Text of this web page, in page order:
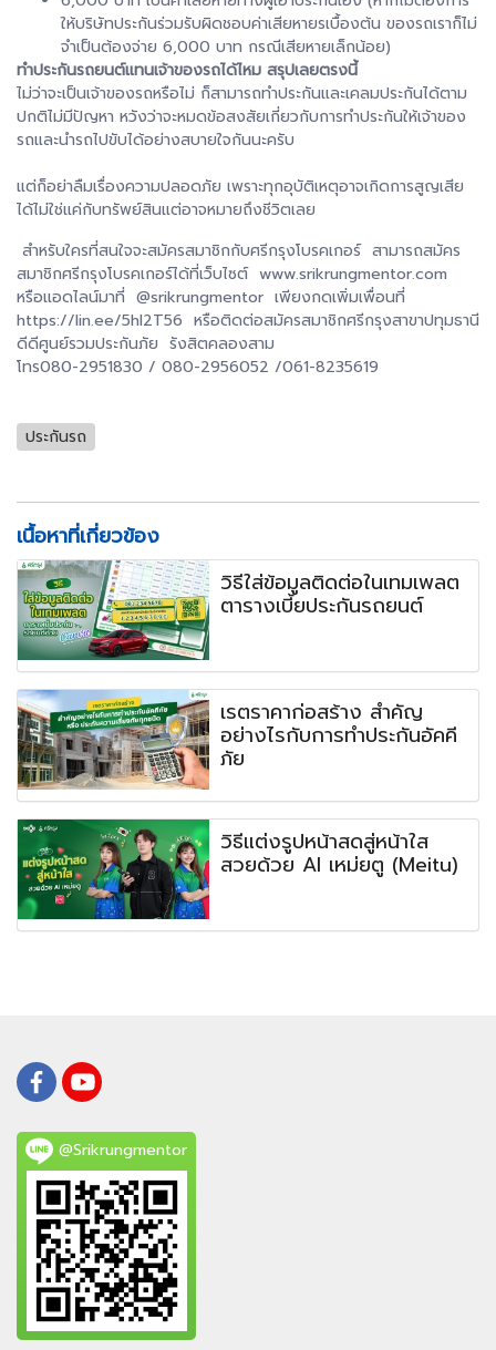
ให้บริษัทประกันร่วมรับผิดชอบค่าเสียหายรเบื้องต้น ของรถเราก็ไม่
จำเป็นต้องจ่าย 6,000 บาท กรณีเสียหายเล็กน้อย)
ทำประกันรถยนต์แทนเจ้าของรถได้ไหม สรุปเลยตรงนี้
ไม่ว่าจะเป็นเจ้าของรถหรือไม่ ก็สามารถทำประกันและเคลมประกันได้ตาม
ปกติไม่มีปัญหา หวังว่าจะหมดข้อสงสัยเกี่ยวกับการทำประกันให้เจ้าของ
รถและนำรถไปขับได้อย่างสบายใจกันนะครับ
แต่ก็อย่าลืมเรื่องความปลอดภัย เพราะทุกอุบัติเหตุอาจเกิดการสูญเสีย
ได้ไม่ใช่แค่กับทรัพย์สินแต่อาจหมายถึงชีวิตเลย
สำหรับใครที่สนใจจะสมัครสมาชิกกับศรีกรุงโบรคเกอร์ สามารถสมัคร
สมาชิกศรีกรุงโบรคเกอร์ได้ที่เว็บไซต์ www.srikrungmentor.com
หรือแอดไลน์มาที่ @srikrungmentor เพียงกดเพิ่มเพื่อนที่
https://lin.ee/5hl2T56 หรือติดต่อสมัครสมาชิกศรีกรุงสาขาปทุมธานี
ดีดีศูนย์รวมประกันภัย รังสิตคลองสาม
โทร080-2951830 / 080-2956052 /061-8235619
ประกันรถ
เนื้อหาที่เกี่ยวข้อง
วิธีใส่ข้อมูลติดต่อในเทมเพลต
ตารางเบี้ยประกันรถยนต์
เรตราคาก่อสร้าง สำคัญ
อย่างไรกับการทำประกันอัคคี
ภัย
วิธีแต่งรูปหน้าสดสู่หน้าใส
สวยด้วย AI เหม่ยตู (Meitu)
@Srikrungmentor